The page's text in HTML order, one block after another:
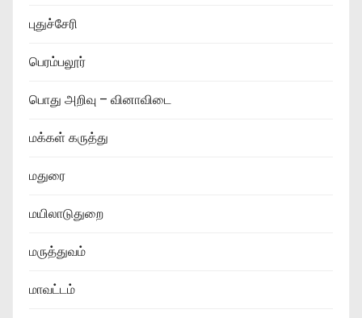
புதுச்சேரி
பெரம்பலூர்
பொது அறிவு – வினாவிடை
மக்கள் கருத்து
மதுரை
மயிலாடுதுறை
மருத்துவம்
மாவட்டம்